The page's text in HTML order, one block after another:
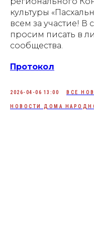
культуры
всем за участие! В
просим писать в
сообщества.
Протокол
2026-04-06 13:00 ВСЕ
НОВОСТИ ДОМА